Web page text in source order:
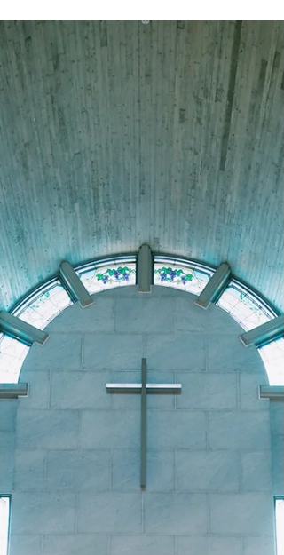
足場と網で囲われてしまった。風が吹き抜け
い！！ いつも冷房もつけず、窓全開にしてく
ろいでいるのだけれど、そうもいかない1ヶ月
到来。最近の日差しにやられっぱなしだった
物が木陰を獲得して（風を奪われた私と反比
して）いきいきして...